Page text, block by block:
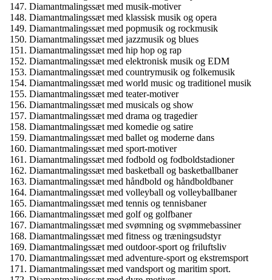
Diamantmalingssæt med musik-motiver
Diamantmalingssæt med klassisk musik og opera
Diamantmalingssæt med popmusik og rockmusik
Diamantmalingssæt med jazzmusik og blues
Diamantmalingssæt med hip hop og rap
Diamantmalingssæt med elektronisk musik og EDM
Diamantmalingssæt med countrymusik og folkemusik
Diamantmalingssæt med world music og traditionel musik
Diamantmalingssæt med teater-motiver
Diamantmalingssæt med musicals og show
Diamantmalingssæt med drama og tragedier
Diamantmalingssæt med komedie og satire
Diamantmalingssæt med ballet og moderne dans
Diamantmalingssæt med sport-motiver
Diamantmalingssæt med fodbold og fodboldstadioner
Diamantmalingssæt med basketball og basketballbaner
Diamantmalingssæt med håndbold og håndboldbaner
Diamantmalingssæt med volleyball og volleyballbaner
Diamantmalingssæt med tennis og tennisbaner
Diamantmalingssæt med golf og golfbaner
Diamantmalingssæt med svømning og svømmebassiner
Diamantmalingssæt med fitness og træningsudstyr
Diamantmalingssæt med outdoor-sport og friluftsliv
Diamantmalingssæt med adventure-sport og ekstremsport
Diamantmalingssæt med vandsport og maritim sport.